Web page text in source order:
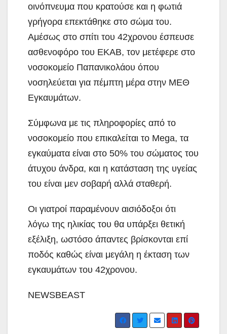
οινόπνευμα που κρατούσε και η φωτιά
γρήγορα επεκτάθηκε στο σώμα του.
Αμέσως στο σπίτι του 42χρονου έσπευσε
ασθενοφόρο του ΕΚΑΒ, τον μετέφερε στο
νοσοκομείο Παπανικολάου όπου
νοσηλεύεται για πέμπτη μέρα στην ΜΕΘ
Εγκαυμάτων.
Σύμφωνα με τις πληροφορίες από το
νοσοκομείο που επικαλείται το Mega, τα
εγκαύματα είναι στο 50% του σώματος του
άτυχου άνδρα, και η κατάσταση της υγείας
του είναι μεν σοβαρή αλλά σταθερή.
Οι γιατροί παραμένουν αισιόδοξοι ότι
λόγω της ηλικίας του θα υπάρξει θετική
εξέλιξη, ωστόσο άπαντες βρίσκονται επί
ποδός καθώς είναι μεγάλη η έκταση των
εγκαυμάτων του 42χρονου.
NEWSBEAST